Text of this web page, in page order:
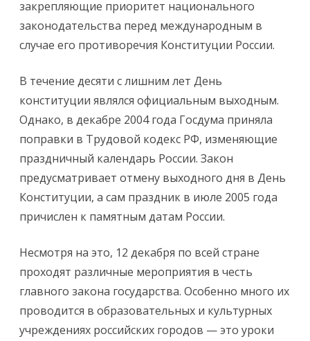
закрепляющие приоритет национального
законодательства перед международным в
случае его противоречия Конституции России.
В течение десяти с лишним лет День
конституции являлся официальным выходным.
Однако, в декабре 2004 года Госдума приняла
поправки в Трудовой кодекс РФ, изменяющие
праздничный календарь России. Закон
предусматривает отмену выходного дня в День
Конституции, а сам праздник в июле 2005 года
причислен к памятным датам России.
Несмотря на это, 12 декабря по всей стране
проходят различные мероприятия в честь
главного закона государства. Особенно много их
проводится в образовательных и культурных
учреждениях российских городов — это уроки